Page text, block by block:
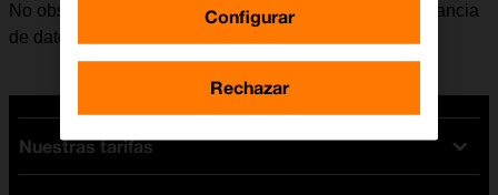
No obstante, se puede utilizar el Wi-Fi aunque la itinerancia
de datos esté desactivada.
Nuestras tarifas
Configurar
Rechazar